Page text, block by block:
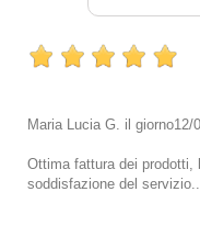
Maria Lucia G. il giorno12/
Ottima fattura dei prodotti,
soddisfazione del